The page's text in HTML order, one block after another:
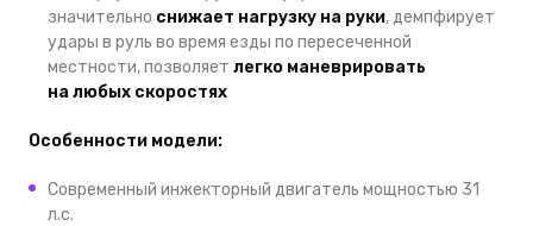
значительно снижает нагрузку на руки, демпфирует
удары в руль во время езды по пересеченной
местности, позволяет легко маневрировать
на любых скоростях
Особенности модели:
Современный инжекторный двигатель мощностью 31
л.с.